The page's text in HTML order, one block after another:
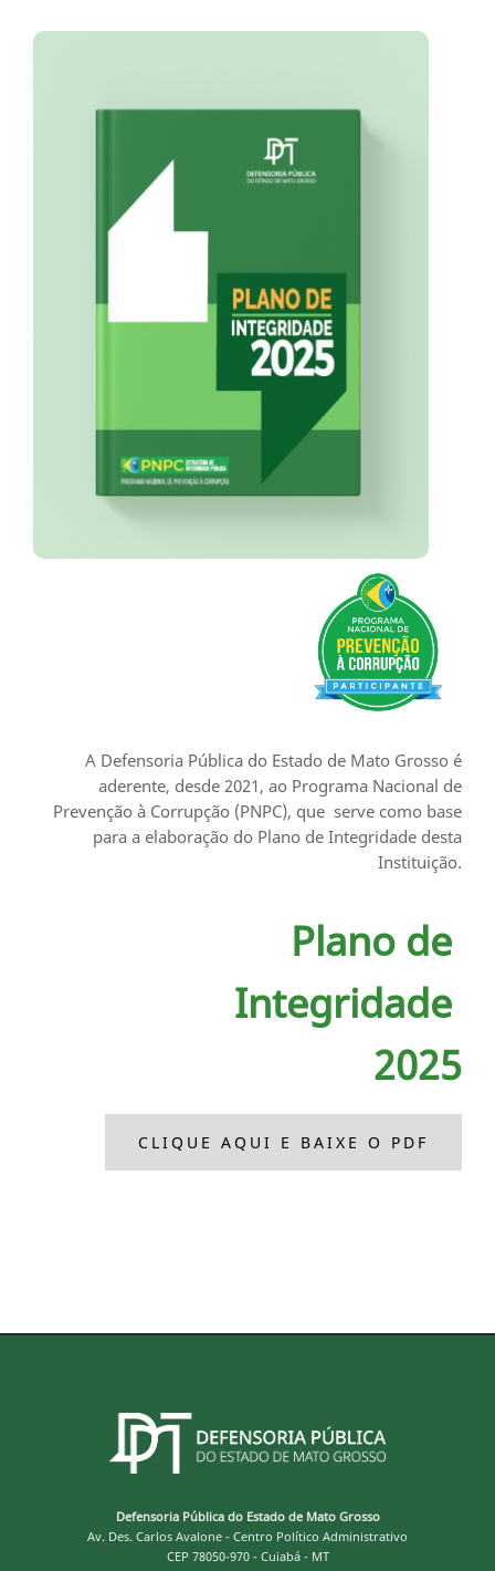
A Defensoria Pública do Estado de Mato Grosso é
aderente, desde 2021, ao Programa Nacional de
Prevenção à Corrupção (PNPC), que serve como base
para a elaboração do Plano de Integridade desta
Instituição.
Plano de
Integridade
2025
CLIQUE AQUI E BAIXE O PDF
Defensoria Pública do Estado de Mato Grosso
Av. Des. Carlos Avalone - Centro Político Administrativo
CEP 78050-970 - Cuiabá - MT